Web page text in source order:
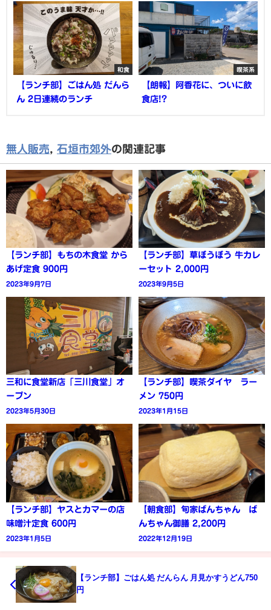
和食
【ランチ部】ごはん処 だんら
ん 2日連続のランチ
喫茶系
【朗報】阿香花に、ついに飲
食店!?
無人販売, 石垣市郊外の関連記事
【ランチ部】もちの木食堂 から
あげ定食 900円
2023年9月7日
【ランチ部】草ぼうぼう 牛カレ
ーセット 2,000円
2023年9月5日
三和に食堂新店「三川食堂」オ
ープン
2023年5月30日
【ランチ部】喫茶ダイヤ ラー
メン 750円
2023年1月15日
【ランチ部】ヤスとカマーの店
味噌汁定食 600円
2023年1月5日
【朝食部】旬家ばんちゃん ば
んちゃん御膳 2,200円
2022年12月19日
【ランチ部】ごはん処 だんらん 月見かすうどん750
円